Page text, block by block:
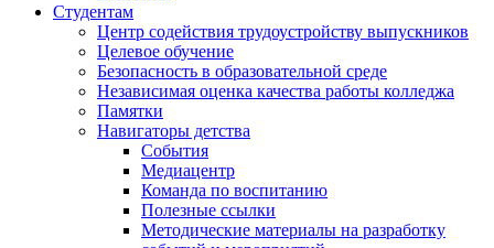
Студентам
Центр содействия трудоустройству выпускников
Целевое обучение
Безопасность в образовательной среде
Независимая оценка качества работы колледжа
Памятки
Навигаторы детства
События
Медиацентр
Команда по воспитанию
Полезные ссылки
Методические материалы на разработку